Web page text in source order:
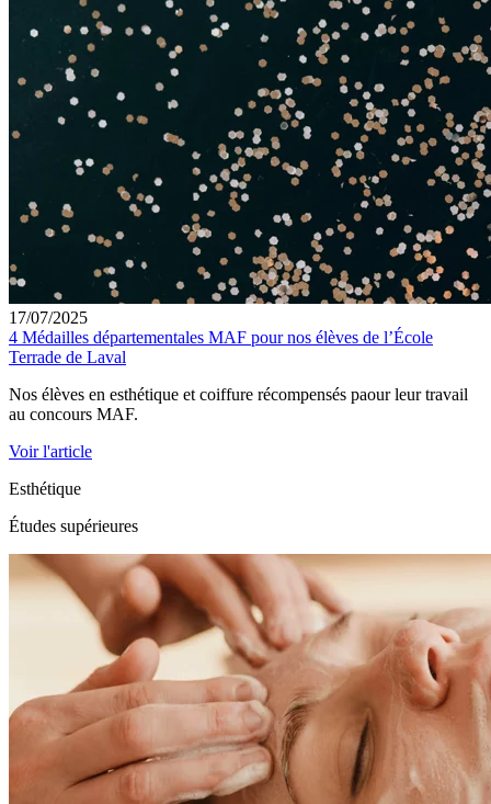
17/07/2025
4 Médailles départementales MAF pour nos élèves de l’École
Terrade de Laval
Nos élèves en esthétique et coiffure récompensés paour leur travail
au concours MAF.
Voir l'article
Esthétique
Études supérieures